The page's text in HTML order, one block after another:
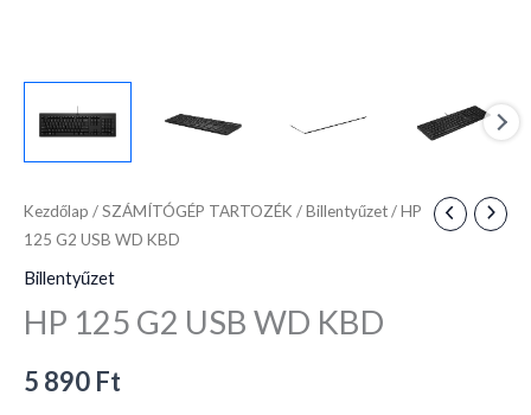
Kezdőlap /SZÁMÍTÓGÉP TARTOZÉK /Billentyűzet/ HP
125 G2 USB WD KBD
Billentyűzet
HP 125 G2 USB WD KBD
5 890 Ft